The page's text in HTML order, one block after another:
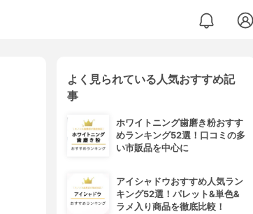
よく見られている人気おすすめ記
事
ホワイトニング歯磨き粉おすす
めランキング52選！口コミの多
い市販品を中心に
アイシャドウおすすめ人気ラン
キング52選！パレット&単色&
ラメ入り商品を徹底比較！